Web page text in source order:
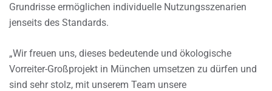
Grundrisse ermöglichen individuelle Nutzungsszenarien
jenseits des Standards.
„Wir freuen uns, dieses bedeutende und ökologische
Vorreiter-Großprojekt in München umsetzen zu dürfen und
sind sehr stolz, mit unserem Team unsere